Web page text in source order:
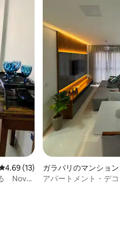
ビュー13件、5つ星中4.69つ星の
4.69 (13)
Nova
ガラパリのマンション
ート
アパートメント・デ